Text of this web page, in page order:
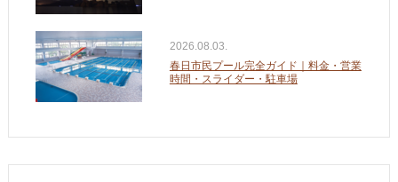
2026.08.03.
春日市民プール完全ガイド｜料金・営業
時間・スライダー・駐車場